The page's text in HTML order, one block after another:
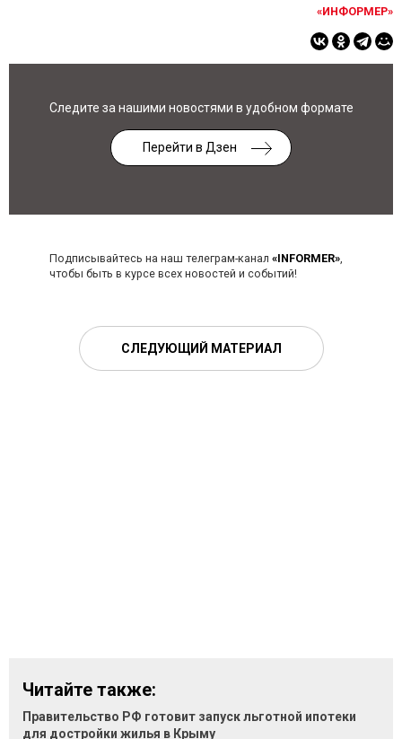
«ИНФОРМЕР»
Следите за нашими новостями в удобном формате
Перейти в Дзен
Подписывайтесь на наш телеграм-канал «INFORMER»,
чтобы быть в курсе всех новостей и событий!
СЛЕДУЮЩИЙ МАТЕРИАЛ
Читайте также:
Правительство РФ готовит запуск льготной ипотеки
для достройки жилья в Крыму